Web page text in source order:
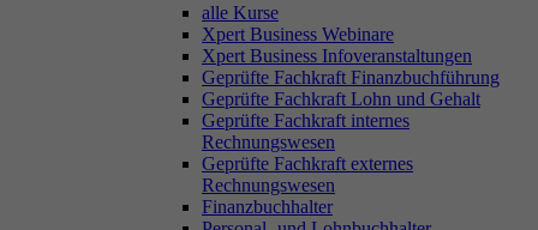
alle Kurse
Xpert Business Webinare
Xpert Business Infoveranstaltungen
Geprüfte Fachkraft Finanzbuchführung
Geprüfte Fachkraft Lohn und Gehalt
Geprüfte Fachkraft internes
Rechnungswesen
Geprüfte Fachkraft externes
Rechnungswesen
Finanzbuchhalter